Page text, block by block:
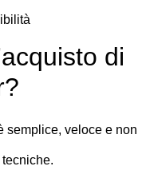
di
semplice, veloce e non